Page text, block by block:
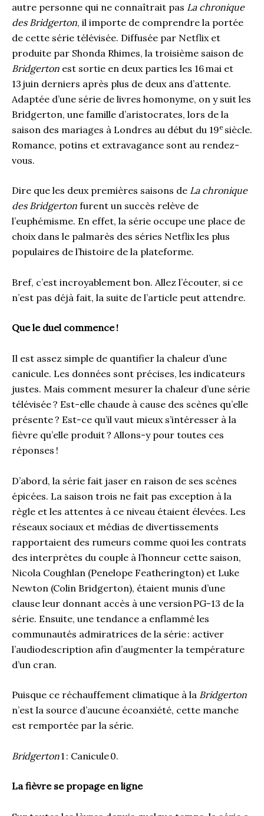
autre personne qui ne connaîtrait pas La chronique
des Bridgerton, il importe de comprendre la portée
de cette série télévisée. Diffusée par Netflix et
produite par Shonda Rhimes, la troisième saison de
Bridgerton est sortie en deux parties les 16 mai et
13 juin derniers après plus de deux ans d’attente.
Adaptée d’une série de livres homonyme, on y suit les
Bridgerton, une famille d’aristocrates, lors de la
saison des mariages à Londres au début du 19e siècle.
Romance, potins et extravagance sont au rendez-
vous.
Dire que les deux premières saisons de La chronique
des Bridgerton furent un succès relève de
l’euphémisme. En effet, la série occupe une place de
choix dans le palmarès des séries Netflix les plus
populaires de l’histoire de la plateforme.
Bref, c’est incroyablement bon. Allez l’écouter, si ce
n’est pas déjà fait, la suite de l’article peut attendre.
Que le duel commence !
Il est assez simple de quantifier la chaleur d’une
canicule. Les données sont précises, les indicateurs
justes. Mais comment mesurer la chaleur d’une série
télévisée ? Est-elle chaude à cause des scènes qu’elle
présente ? Est-ce qu’il vaut mieux s’intéresser à la
fièvre qu’elle produit ? Allons-y pour toutes ces
réponses !
D’abord, la série fait jaser en raison de ses scènes
épicées. La saison trois ne fait pas exception à la
règle et les attentes à ce niveau étaient élevées. Les
réseaux sociaux et médias de divertissements
rapportaient des rumeurs comme quoi les contrats
des interprètes du couple à l’honneur cette saison,
Nicola Coughlan (Penelope Featherington) et Luke
Newton (Colin Bridgerton), étaient munis d’une
clause leur donnant accès à une version PG-13 de la
série. Ensuite, une tendance a enflammé les
communautés admiratrices de la série : activer
l’audiodescription afin d’augmenter la température
d’un cran.
Puisque ce réchauffement climatique à la Bridgerton
n’est la source d’aucune écoanxiété, cette manche
est remportée par la série.
Bridgerton1 : Canicule 0.
La fièvre se propage en ligne